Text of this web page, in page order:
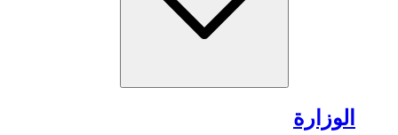
الوزارة